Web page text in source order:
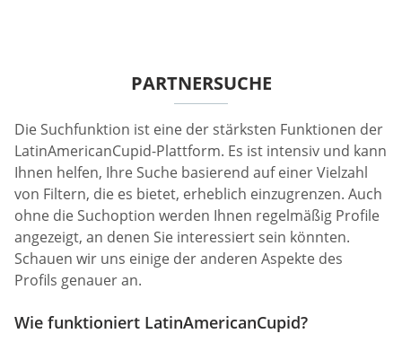
PARTNERSUCHE
Die Suchfunktion ist eine der stärksten Funktionen der
LatinAmericanCupid-Plattform. Es ist intensiv und kann
Ihnen helfen, Ihre Suche basierend auf einer Vielzahl
von Filtern, die es bietet, erheblich einzugrenzen. Auch
ohne die Suchoption werden Ihnen regelmäßig Profile
angezeigt, an denen Sie interessiert sein könnten.
Schauen wir uns einige der anderen Aspekte des
Profils genauer an.
Wie funktioniert LatinAmericanCupid?